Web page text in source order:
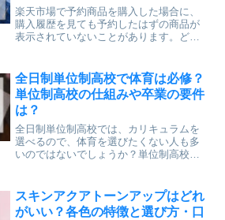
楽天市場で予約商品を購入した場合に、
購入履歴を見ても予約したはずの商品が
表示されていないことがあります。どこ
することができるのかについて記事にし
ます。楽天市場での予約商...
全日制単位制高校で体育は必修？
単位制高校の仕組みや卒業の要件
は？
全日制単位制高校では、カリキュラムを
選べるので、体育を選びたくない人も多
いのではないでしょうか？単位制高校で
について、わかりやすく書いていきたい
と思います。単位制高校で...
スキンアクアトーンアップはどれ
がいい？各色の特徴と選び方・口